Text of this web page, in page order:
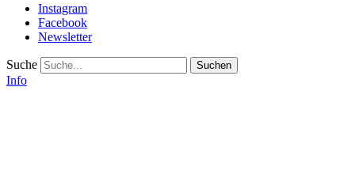
Instagram
Facebook
Newsletter
Suche
Info